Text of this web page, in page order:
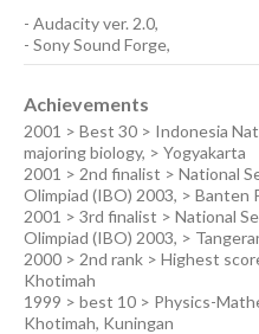
- Audacity ver. 2.0,
- Sony Sound Forge,
Achievements
2001 > Best 30 > Indonesia
majoring biology, > Yogyakarta
2001 > 2nd finalist > National
Olimpiad (IBO) 2003, > Banten
2001 > 3rd finalist > National
Olimpiad (IBO) 2003, >
2000 > 2nd rank > Highest
Khotimah
1999 > best 10 > Physics-
Khotimah, Kuningan